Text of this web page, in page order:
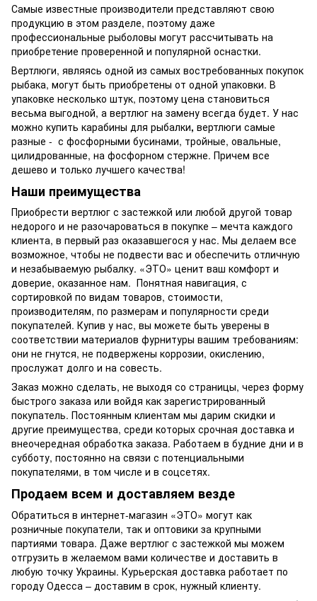
Самые известные производители представляют свою
продукцию в этом разделе, поэтому даже
профессиональные рыболовы могут рассчитывать на
приобретение проверенной и популярной оснастки.
Вертлюги, являясь одной из самых востребованных покупок
рыбака, могут быть приобретены от одной упаковки. В
упаковке несколько штук, поэтому цена становиться
весьма выгодной, а вертлюг на замену всегда будет. У нас
можно купить карабины для рыбалки, вертлюги самые
разные - с фосфорными бусинами, тройные, овальные,
цилидрованные, на фосфорном стержне. Причем все
дешево и только лучшего качества!
Наши преимущества
Приобрести вертлюг с застежкой или любой другой товар
недорого и не разочароваться в покупке – мечта каждого
клиента, в первый раз оказавшегося у нас. Мы делаем все
возможное, чтобы не подвести вас и обеспечить отличную
и незабываемую рыбалку. «ЭТО» ценит ваш комфорт и
доверие, оказанное нам. Понятная навигация, с
сортировкой по видам товаров, стоимости,
производителям, по размерам и популярности среди
покупателей. Купив у нас, вы можете быть уверены в
соответствии материалов фурнитуры вашим требованиям:
они не гнутся, не подвержены коррозии, окислению,
прослужат долго и на совесть.
Заказ можно сделать, не выходя со страницы, через форму
быстрого заказа или войдя как зарегистрированный
покупатель. Постоянным клиентам мы дарим скидки и
другие преимущества, среди которых срочная доставка и
внеочередная обработка заказа. Работаем в будние дни и в
субботу, постоянно на связи с потенциальными
покупателями, в том числе и в соцсетях.
Продаем всем и доставляем везде
Обратиться в интернет-магазин «ЭТО» могут как
розничные покупатели, так и оптовики за крупными
партиями товара. Даже вертлюг с застежкой мы можем
отгрузить в желаемом вами количестве и доставить в
любую точку Украины. Курьерская доставка работает по
городу Одесса – доставим в срок, нужный клиенту.